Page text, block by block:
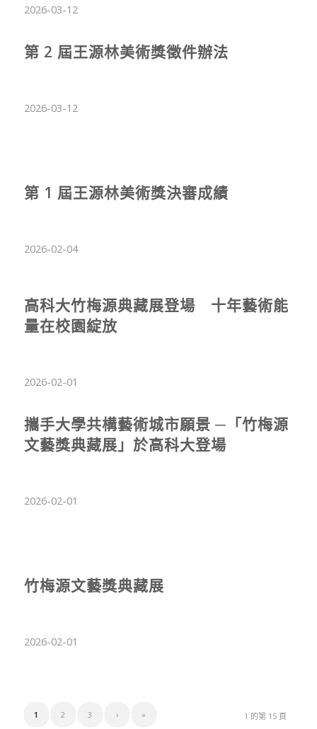
2026-03-12
第 2 屆王源林美術獎徵件辦法
2026-03-12
第 1 屆王源林美術獎決審成績
2026-02-04
高科大竹梅源典藏展登場 十年藝術能
量在校園綻放
2026-02-01
攜手大學共構藝術城市願景 ─「竹梅源
文藝獎典藏展」於高科大登場
2026-02-01
竹梅源文藝獎典藏展
2026-02-01
1 的第 15 頁
1 2 3 › »